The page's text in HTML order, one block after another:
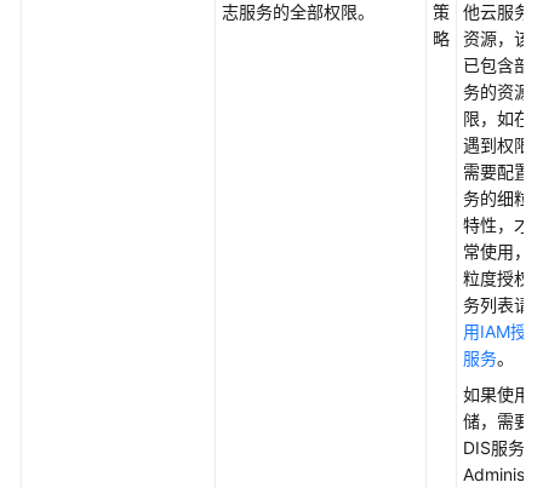
志服务的全部权限。
策
略
他云服务
资源，该
已包含部
务的资源
限，如在
遇到权限
需要配置
务的细粒
特性，才
常使用，
粒度授权
务列表请
用IAM授
服务。
如果使用
储，需要
DIS服务